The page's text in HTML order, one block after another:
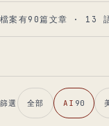
檔案有90篇文章 · 13
篩選 全部 AI 90